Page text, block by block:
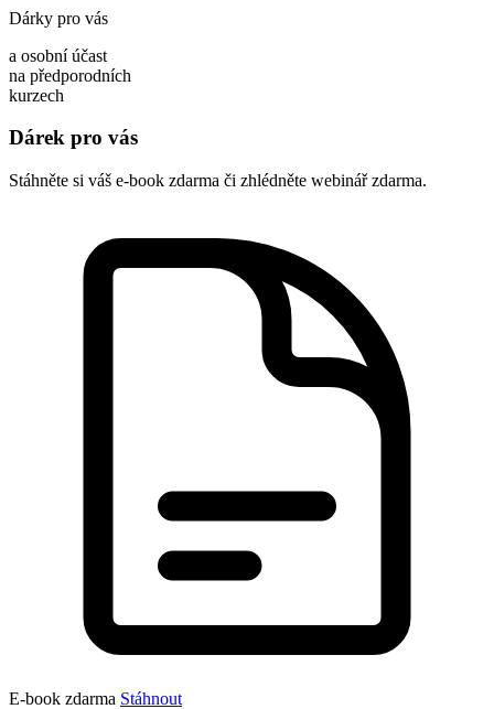
Dárky pro vás
a osobní účast
na předporodních
kurzech
Dárek pro vás
Stáhněte si váš e-book zdarma či zhlédněte webinář zdarma.
E-book zdarma Stáhnout